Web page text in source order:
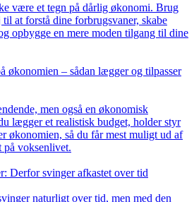
være et tegn på dårlig økonomi. Brug
at forstå dine forbrugsvaner, skabe
opbygge en mere moden tilgang til dine
økonomien – sådan lægger og tilpasser
men også en økonomisk
lægger et realistisk budget, holder styr
økonomien, så du får mest muligt ud af
på voksenlivet.
Derfor svinger afkastet over tid
naturligt over tid, men med den